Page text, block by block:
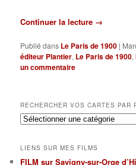
Continuer la lecture →
Publié dans Le Paris de 1900 |
éditeur Plantier, Le Paris de 1900,
un commentaire
RECHERCHER VOS CARTES PAR
Rechercher
par
régions
LIENS SUR MES FILMS
FILM sur Savigny-sur-Orge